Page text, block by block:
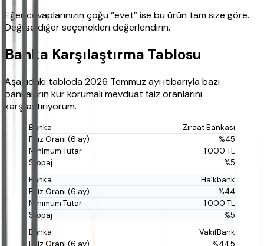
Eğer cevaplarınızın çoğu “evet” ise bu ürün tam size göre.
Değilse diğer seçenekleri değerlendirin.
Banka Karşılaştırma Tablosu
Aşağıdaki tabloda 2026 Temmuz ayı itibarıyla bazı
bankaların kur korumalı mevduat faiz oranlarını
karşılaştırıyorum.
Ziraat Bankası
%45
1.000 TL
%5
Halkbank
%44
1.000 TL
%5
VakıfBank
%44,5